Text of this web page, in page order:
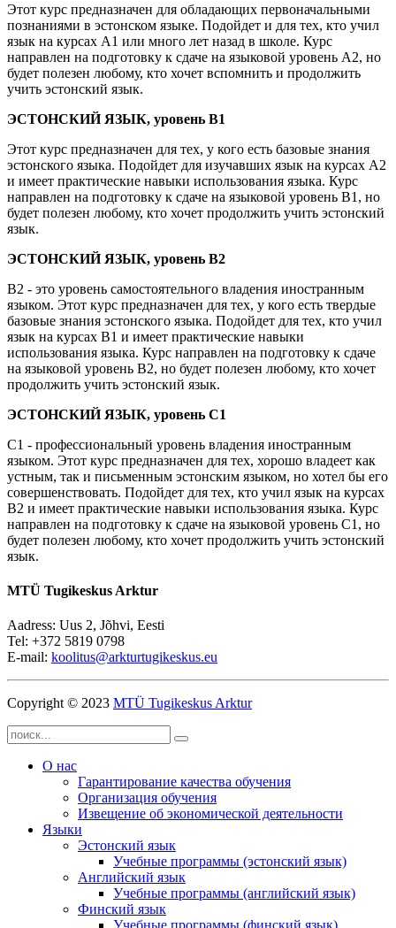
Этот курс предназначен для обладающих первоначальными
познаниями в эстонском языке. Подойдет и для тех, кто учил
язык на курсах А1 или много лет назад в школе. Курс
направлен на подготовку к сдаче на языковой уровень А2, но
будет полезен любому, кто хочет вспомнить и продолжить
учить эстонский язык.
ЭСТОНСКИЙ ЯЗЫК, уровень В1
Этот курс предназначен для тех, у кого есть базовые знания
эстонского языка. Подойдет для изучавших язык на курсах А2
и имеет практические навыки использования языка. Курс
направлен на подготовку к сдаче на языковой уровень В1, но
будет полезен любому, кто хочет продолжить учить эстонский
язык.
ЭСТОНСКИЙ ЯЗЫК, уровень B2
B2 - это уровень самостоятельного владения иностранным
языком. Этот курс предназначен для тех, у кого есть твердые
базовые знания эстонского языка. Подойдет для тех, кто учил
язык на курсах B1 и имеет практические навыки
использования языка. Курс направлен на подготовку к сдаче
на языковой уровень B2, но будет полезен любому, кто хочет
продолжить учить эстонский язык.
ЭСТОНСКИЙ ЯЗЫК, уровень C1
C1 - профессиональный уровень владения иностранным
языком. Этот курс предназначен для тех, хорошо владеет как
устным, так и письменным эстонским языком, но хотел бы его
совершенствовать. Подойдет для тех, кто учил язык на курсах
B2 и имеет практические навыки использования языка. Курс
направлен на подготовку к сдаче на языковой уровень C1, но
будет полезен любому, кто хочет продолжить учить эстонский
язык.
MTÜ Tugikeskus Arktur
Aadress: Uus 2, Jõhvi, Eesti
Tel: +372 5819 0798
E-mail: koolitus@arkturtugikeskus.eu
Copyright © 2023 MTÜ Tugikeskus Arktur
О нас
Гарантирование качества обучения
Организация обучения
Извещение об экономической деятельности
Языки
Эстонский язык
Учебные программы (эстонский язык)
Английский язык
Учебные программы (английский язык)
Финский язык